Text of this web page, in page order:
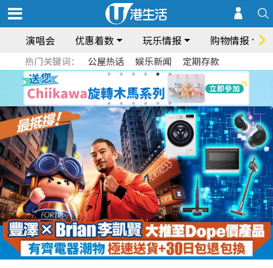
演唱会 优惠着数 玩乐情报 购物情报
热门关键词： 公屋热话 娱乐新闻 定期存款